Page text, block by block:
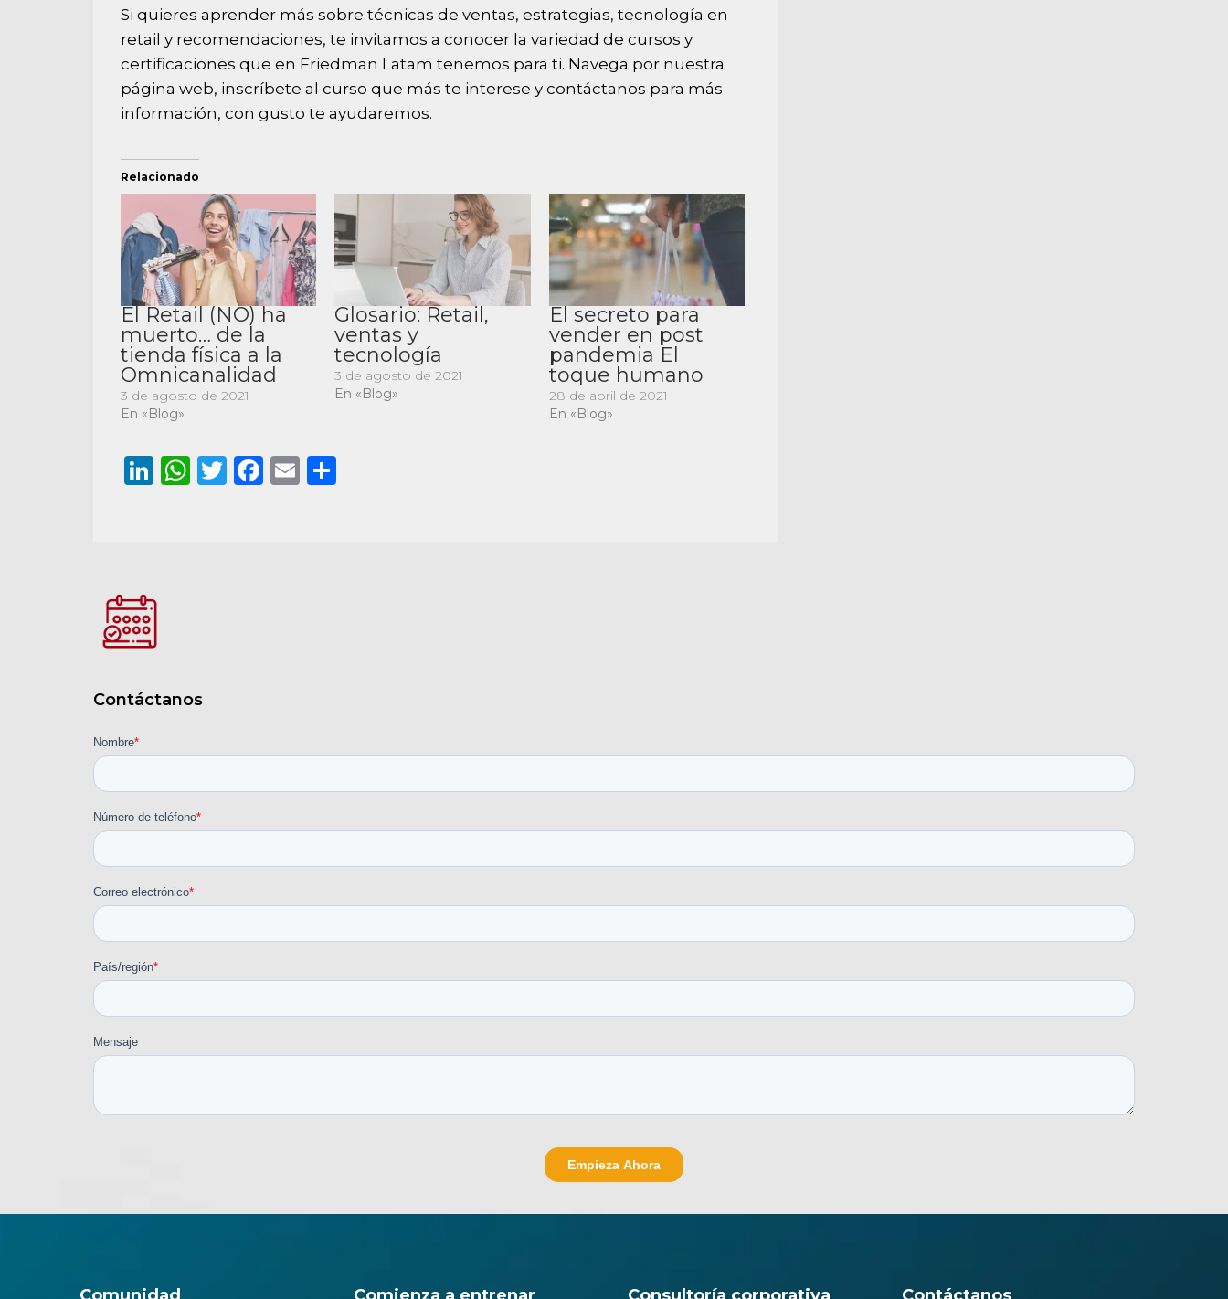
Si quieres aprender más sobre técnicas de ventas, estrategias, tecnología en
retail y recomendaciones, te invitamos a conocer la variedad de cursos y
certificaciones que en Friedman Latam tenemos para ti. Navega por nuestra
página web, inscríbete al curso que más te interese y contáctanos para más
información, con gusto te ayudaremos.
Relacionado
El Retail (NO) ha
muerto… de la
tienda física a la
Omnicanalidad
3 de agosto de 2021
En «Blog»
Glosario: Retail,
ventas y
tecnología
3 de agosto de 2021
En «Blog»
El secreto para
vender en post
pandemia El
toque humano
28 de abril de 2021
En «Blog»
LinkedIn
WhatsApp
Twitter
Facebook
Email
Contáctanos